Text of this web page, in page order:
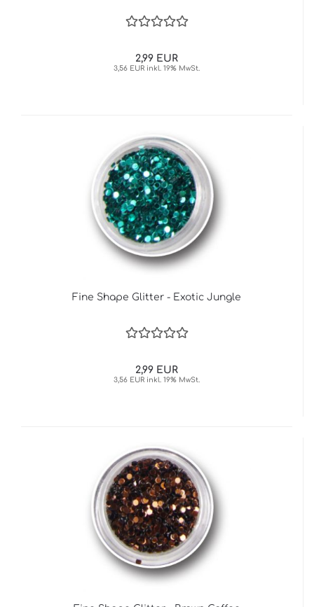
2,99 EUR
3,56 EUR inkl. 19% MwSt.
Fine Shape Glitter - Exotic Jungle
2,99 EUR
3,56 EUR inkl. 19% MwSt.